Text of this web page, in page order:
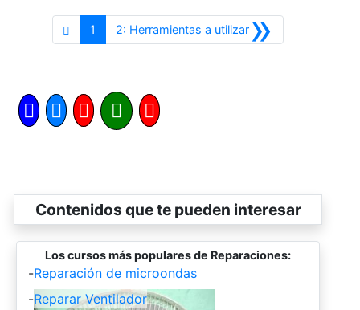
1 »
2: Herramientas a utilizarSiguiente
Contenidos que te pueden interesar
Los cursos más populares de Reparaciones:
-Reparación de microondas
-Reparar Ventilador